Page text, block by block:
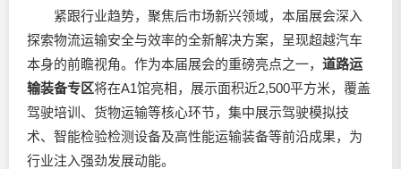
紧跟行业趋势，聚焦后市场新兴领域，本届展会深入
探索物流运输安全与效率的全新解决方案，呈现超越汽车
本身的前瞻视角。作为本届展会的重磅亮点之一， 道路运
输装备专区将在A1馆亮相，展示面积近2,500平方米，覆盖
驾驶培训、货物运输等核心环节，集中展示驾驶模拟技
术、智能检验检测设备及高性能运输装备等前沿成果，为
行业注入强劲发展动能。